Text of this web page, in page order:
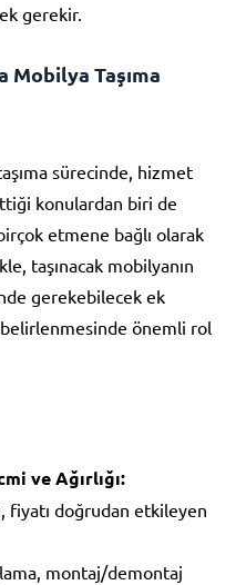
gerekir.
Mobilya Taşıma
sürecinde, hizmet
konulardan biri de
etmene bağlı olarak
taşınacak mobilyanın
gerekebilecek ek
önemli rol
ve Ağırlığı:
fiyatı doğrudan etkileyen
montaj/demontaj